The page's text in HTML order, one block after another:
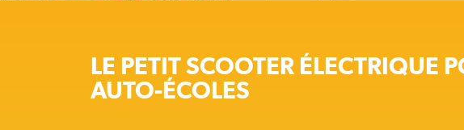
LE PETIT SCOOTER ÉLECTRIQUE
AUTO-ÉCOLES